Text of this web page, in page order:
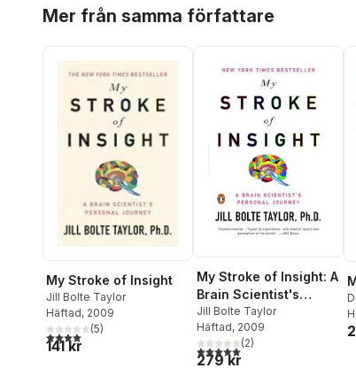
Mer från samma författare
My Stroke of Insight
Jill Bolte Taylor
Häftad, 2009
4,0utav 5 stjärnor. Totalt antal röster:
(5)
141 kr
My Stroke of Insight: A
Brain Scientist's
Personal Journey
Jill Bolte Taylor
Häftad, 2009
5,0utav 5 stjärnor. Totalt antal
(2)
279 kr